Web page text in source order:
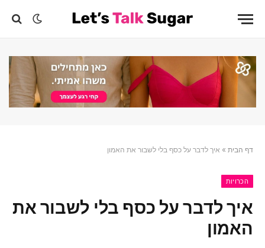
דף הבית » איך לדבר על כסף בלי לשבור את האמון
הכרויות
איך לדבר על כסף בלי לשבור את
האמון